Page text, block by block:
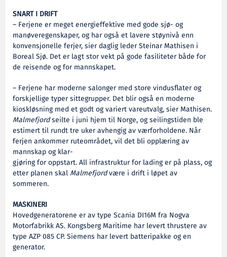
SNART I DRIFT
– Ferjene er meget energieffektive med gode sjø- og
manøveregenskaper, og har også et lavere støynivå enn
konvensjonelle ferjer, sier daglig leder Steinar Mathisen i
Boreal Sjø. Det er lagt stor vekt på gode fasiliteter både for
de reisende og for mannskapet.
– Ferjene har moderne salonger med store vindusflater og
forskjellige typer sittegrupper. Det blir også en moderne
kioskløsning med et godt og variert vareutvalg, sier Mathisen.
Malmefjordseilte i juni hjem til Norge, og seilingstiden ble
estimert til rundt tre uker avhengig av værforholdene. Når
ferjen ankommer ruteområdet, vil det bli opplæring av
mannskap og klar-
gjøring for oppstart. All infrastruktur for lading er på plass, og
etter planen skal Malmefjordvære i drift i løpet av
sommeren.
MASKINERI
Hovedgeneratorene er av type Scania DI16M fra Nogva
Motorfabrikk AS. Kongsberg Maritime har levert thrustere av
type AZP 085 CP. Siemens har levert batteripakke og en
generator.